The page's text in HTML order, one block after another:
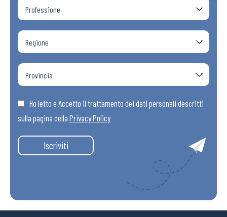
Ho letto e Accetto il trattamento dei dati personali descritti
sulla pagina della Privacy Policy
Iscriviti